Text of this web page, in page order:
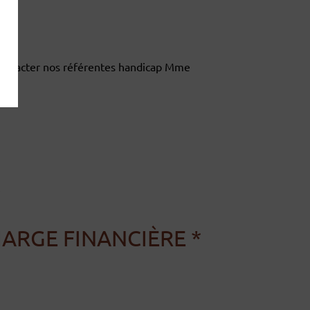
contacter nos référentes handicap Mme
FINANCIÈRE *